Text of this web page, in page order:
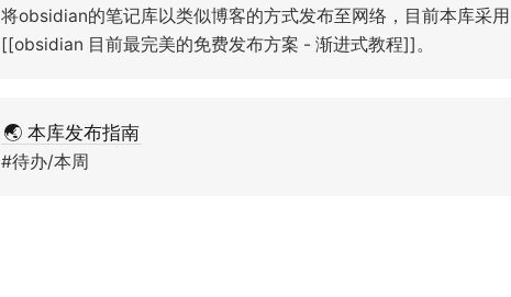
将obsidian的笔记库以类似博客的方式发布至网络，目前本库采
[[obsidian 目前最完美的免费发布方案 - 渐进式教程]]。
🌏 本库发布指南
#待办/本周